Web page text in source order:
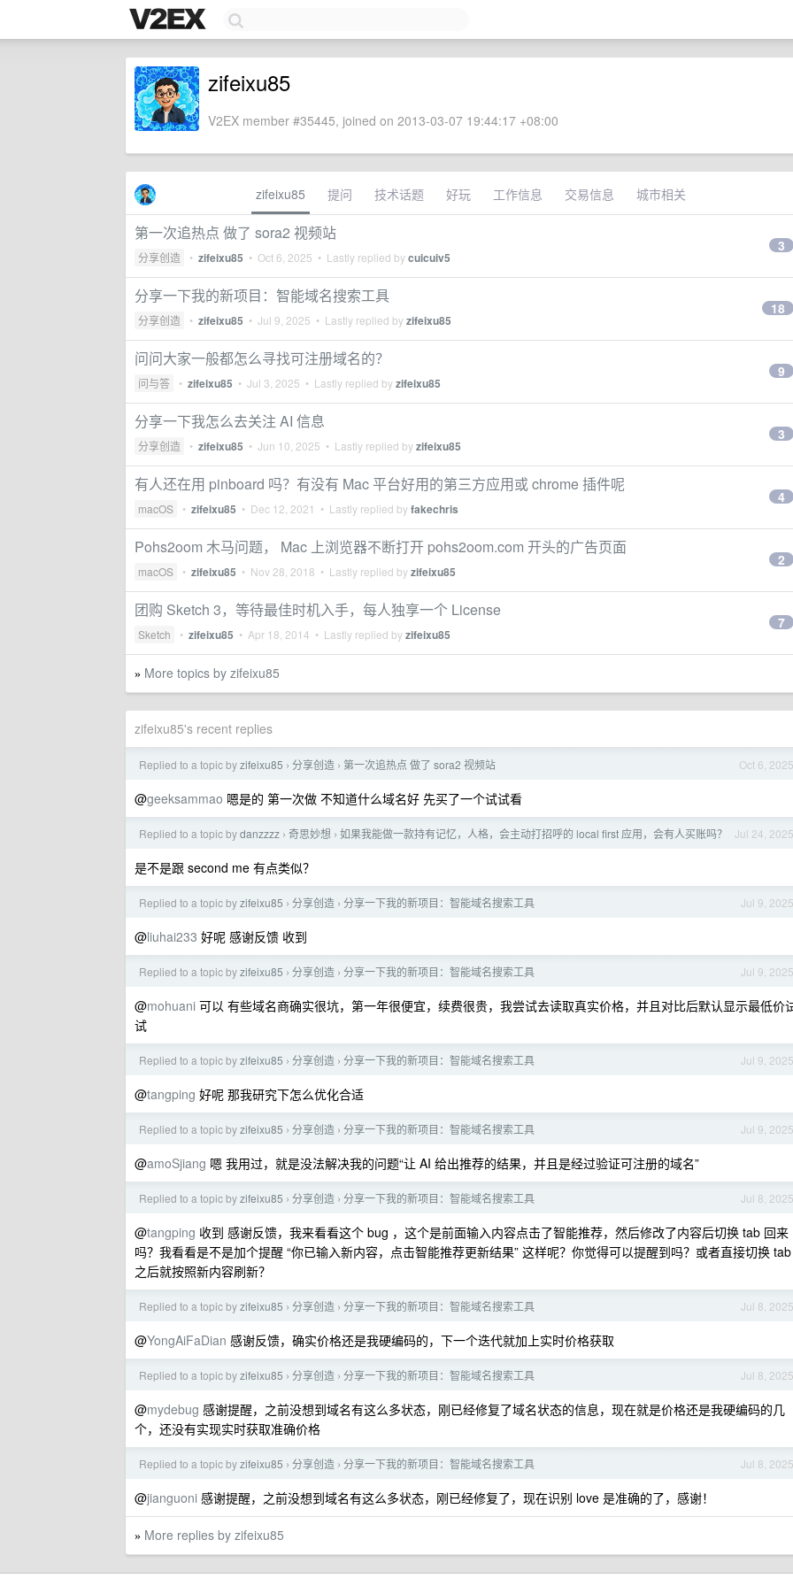
zifeixu85
V2EX member #35445, joined on 2013-03-07 19:44:17 +08:00
zifeixu85 提问 技术话题 好玩 工作信息 交易信息 城市相关
第一次追热点 做了 sora2 视频站
分享创造 • zifeixu85 • Oct 6, 2025 • Lastly replied bycuicuiv5
3
分享一下我的新项目：智能域名搜索工具
分享创造 • zifeixu85 • Jul 9, 2025 • Lastly replied byzifeixu85
18
问问大家一般都怎么寻找可注册域名的？
问与答 • zifeixu85 • Jul 3, 2025 • Lastly replied byzifeixu85
9
分享一下我怎么去关注 AI 信息
分享创造 • zifeixu85 • Jun 10, 2025 • Lastly replied byzifeixu85
3
有人还在用 pinboard 吗？有没有 Mac 平台好用的第三方应用或 chrome 插件呢
macOS • zifeixu85 • Dec 12, 2021 • Lastly replied byfakechris
4
Pohs2oom 木马问题， Mac 上浏览器不断打开 pohs2oom.com 开头的广告页面
macOS • zifeixu85 • Nov 28, 2018 • Lastly replied byzifeixu85
2
团购 Sketch 3，等待最佳时机入手，每人独享一个 License
Sketch • zifeixu85 • Apr 18, 2014 • Lastly replied byzifeixu85
7
» More topics by zifeixu85
zifeixu85's recent replies
Oct 6, 2025
Replied to a topic byzifeixu85 › 分享创造 › 第一次追热点 做了 sora2 视频站
@geeksammao 嗯是的 第一次做 不知道什么域名好 先买了一个试试看
Jul 24, 2025
Replied to a topic bydanzzzz › 奇思妙想 › 如果我能做一款持有记忆，人格，会主动打招呼的 local first 应用，会有人买账吗？
是不是跟 second me 有点类似？
Jul 9, 2025
Replied to a topic byzifeixu85 › 分享创造 › 分享一下我的新项目：智能域名搜索工具
@liuhai233 好呢 感谢反馈 收到
Jul 9, 2025
Replied to a topic byzifeixu85 › 分享创造 › 分享一下我的新项目：智能域名搜索工具
@mohuani 可以 有些域名商确实很坑，第一年很便宜，续费很贵，我尝试去读取真实价格，并且对比后默认显示最低价
试
Jul 9, 2025
Replied to a topic byzifeixu85 › 分享创造 › 分享一下我的新项目：智能域名搜索工具
@tangping 好呢 那我研究下怎么优化合适
Jul 9, 2025
Replied to a topic byzifeixu85 › 分享创造 › 分享一下我的新项目：智能域名搜索工具
@amoSjiang 嗯 我用过，就是没法解决我的问题“让 AI 给出推荐的结果，并且是经过验证可注册的域名”
Jul 8, 2025
Replied to a topic byzifeixu85 › 分享创造 › 分享一下我的新项目：智能域名搜索工具
@tangping 收到 感谢反馈，我来看看这个 bug ，这个是前面输入内容点击了智能推荐，然后修改了内容后切换 tab 回来
吗？我看看是不是加个提醒 “你已输入新内容，点击智能推荐更新结果” 这样呢？你觉得可以提醒到吗？或者直接切换 tab
之后就按照新内容刷新？
Jul 8, 2025
Replied to a topic byzifeixu85 › 分享创造 › 分享一下我的新项目：智能域名搜索工具
@YongAiFaDian 感谢反馈，确实价格还是我硬编码的，下一个迭代就加上实时价格获取
Jul 8, 2025
Replied to a topic byzifeixu85 › 分享创造 › 分享一下我的新项目：智能域名搜索工具
@mydebug 感谢提醒，之前没想到域名有这么多状态，刚已经修复了域名状态的信息，现在就是价格还是我硬编码的几
个，还没有实现实时获取准确价格
Jul 8, 2025
Replied to a topic byzifeixu85 › 分享创造 › 分享一下我的新项目：智能域名搜索工具
@jianguoni 感谢提醒，之前没想到域名有这么多状态，刚已经修复了，现在识别 love 是准确的了，感谢！
» More replies by zifeixu85